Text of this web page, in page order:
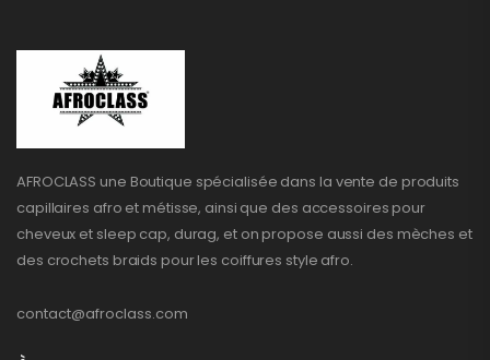
AFROCLASS une Boutique spécialisée dans la vente de produits
capillaires afro et métisse, ainsi que des accessoires pour
cheveux et sleep cap, durag, et on propose aussi des mèches et
des crochets braids pour les coiffures style afro.
contact@afroclass.com